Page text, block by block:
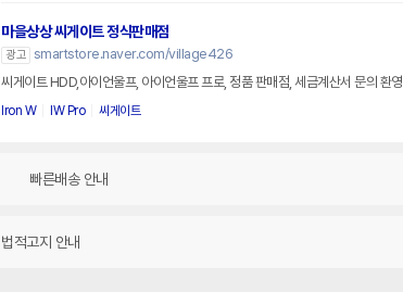
마을상상 씨게이트 정식판매점
광고 smartstore.naver.com/village426
씨게이트 HDD,아이언울프, 아이언울프 프로, 정품 판매점, 세금계산서 문의 환영
Iron W IW Pro 씨게이트
빠른배송 안내
법적고지 안내